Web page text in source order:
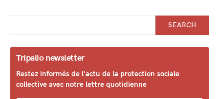
SEARCH
Tripalio newsletter
Restez informés de l'actu de la protection sociale
collective avec notre lettre quotidienne